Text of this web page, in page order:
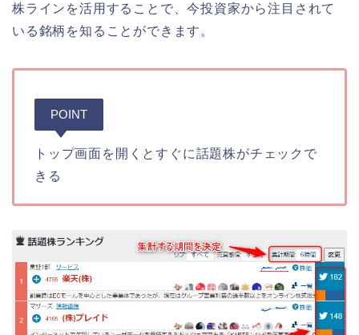
株ラインを活用することで、今投資家から注目されて
いる銘柄を知ることができます。
POINT
トップ画面を開くとすぐに話題株がチェックで
きる